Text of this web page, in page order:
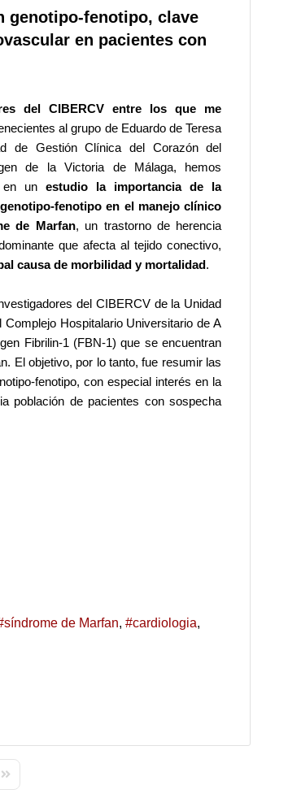
genotipo-fenotipo, clave
en pacientes con
del CIBERCV entre los que me
al grupo de Eduardo de Teresa
de Gestión Clínica del Corazón del
de la Victoria de Málaga, hemos
en un estudio la importancia de la
fenotipo en el manejo clínico
de Marfan, un trastorno de herencia
que afecta al tejido conectivo,
causa de morbilidad y mortalidad.
del CIBERCV de la Unidad
Hospitalario Universitario de A
Fibrilin-1 (FBN-1) que se encuentran
El objetivo, por lo tanto, fue resumir las
fenotipo, con especial interés en la
población de pacientes con sospecha
síndrome de Marfan
cardiologia
Last Page